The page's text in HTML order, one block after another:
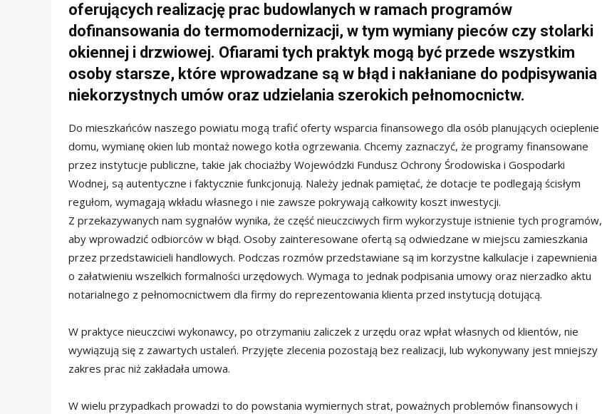
oferujących realizację prac budowlanych w ramach programów
dofinansowania do termomodernizacji, w tym wymiany pieców czy stolarki
okiennej i drzwiowej. Ofiarami tych praktyk mogą być przede wszystkim
osoby starsze, które wprowadzane są w błąd i nakłaniane do podpisywania
niekorzystnych umów oraz udzielania szerokich pełnomocnictw.
Do mieszkańców naszego powiatu mogą trafić oferty wsparcia finansowego dla osób planujących ocieplenie
domu, wymianę okien lub montaż nowego kotła ogrzewania. Chcemy zaznaczyć, że programy finansowane
przez instytucje publiczne, takie jak chociażby Wojewódzki Fundusz Ochrony Środowiska i Gospodarki
Wodnej, są autentyczne i faktycznie funkcjonują. Należy jednak pamiętać, że dotacje te podlegają ścisłym
regułom, wymagają wkładu własnego i nie zawsze pokrywają całkowity koszt inwestycji.
Z przekazywanych nam sygnałów wynika, że część nieuczciwych firm wykorzystuje istnienie tych programów,
aby wprowadzić odbiorców w błąd. Osoby zainteresowane ofertą są odwiedzane w miejscu zamieszkania
przez przedstawicieli handlowych. Podczas rozmów przedstawiane są im korzystne kalkulacje i zapewnienia
o załatwieniu wszelkich formalności urzędowych. Wymaga to jednak podpisania umowy oraz nierzadko aktu
notarialnego z pełnomocnictwem dla firmy do reprezentowania klienta przed instytucją dotującą.
W praktyce nieuczciwi wykonawcy, po otrzymaniu zaliczek z urzędu oraz wpłat własnych od klientów, nie
wywiązują się z zawartych ustaleń. Przyjęte zlecenia pozostają bez realizacji, lub wykonywany jest mniejszy
zakres prac niż zakładała umowa.
W wielu przypadkach prowadzi to do powstania wymiernych strat, poważnych problemów finansowych i